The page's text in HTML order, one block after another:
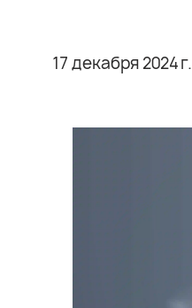
17 декабря 2024 г.